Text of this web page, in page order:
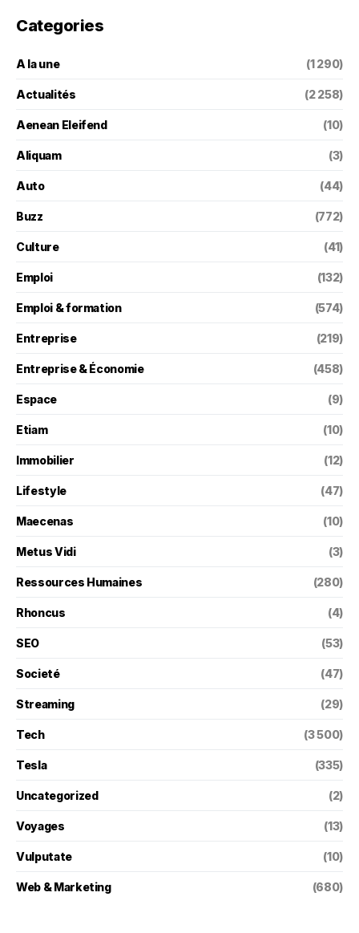
Categories
A la une (1 290)
Actualités (2 258)
Aenean Eleifend (10)
Aliquam (3)
Auto (44)
Buzz (772)
Culture (41)
Emploi (132)
Emploi & formation (574)
Entreprise (219)
Entreprise & Économie (458)
Espace (9)
Etiam (10)
Immobilier (12)
Lifestyle (47)
Maecenas (10)
Metus Vidi (3)
Ressources Humaines (280)
Rhoncus (4)
SEO (53)
Societé (47)
Streaming (29)
Tech (3 500)
Tesla (335)
Uncategorized (2)
Voyages (13)
Vulputate (10)
Web & Marketing (680)